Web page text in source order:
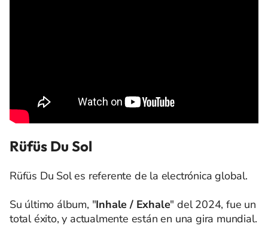
Rüfüs Du Sol
Rüfüs Du Sol es referente de la electrónica global.
Su último álbum, "Inhale / Exhale" del 2024, fue un
total éxito, y actualmente están en una gira mundial.